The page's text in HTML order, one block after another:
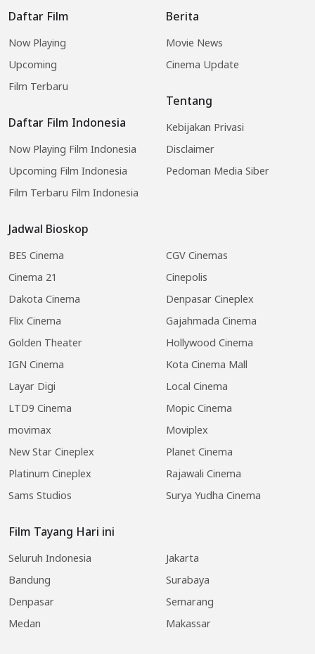
Daftar Film
Now Playing
Upcoming
Film Terbaru
Daftar Film Indonesia
Now Playing Film Indonesia
Upcoming Film Indonesia
Film Terbaru Film Indonesia
Jadwal Bioskop
BES Cinema
CGV Cinemas
Cinema 21
Cinepolis
Dakota Cinema
Denpasar Cineplex
Flix Cinema
Gajahmada Cinema
Golden Theater
Hollywood Cinema
IGN Cinema
Kota Cinema Mall
Layar Digi
Local Cinema
LTD9 Cinema
Mopic Cinema
movimax
Moviplex
New Star Cineplex
Planet Cinema
Platinum Cineplex
Rajawali Cinema
Sams Studios
Surya Yudha Cinema
Film Tayang Hari ini
Seluruh Indonesia
Jakarta
Bandung
Surabaya
Denpasar
Semarang
Medan
Makassar
Berita
Movie News
Cinema Update
Tentang
Kebijakan Privasi
Disclaimer
Pedoman Media Siber